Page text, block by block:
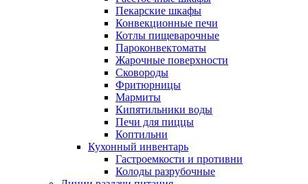
Пекарские шкафы
Конвекционные печи
Котлы пищеварочные
Пароконвектоматы
Жарочные поверхности
Сковороды
Фритюрницы
Мармиты
Кипятильники воды
Печи для пиццы
Коптильни
Кухонный инвентарь
Гастроемкости и противни
Колоды разрубочные